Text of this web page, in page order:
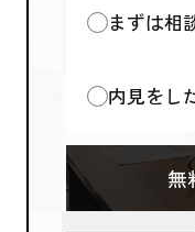
まずは相
内見をし
無